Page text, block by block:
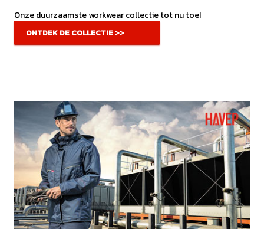
Onze duurzaamste workwear collectie tot nu toe!
ONTDEK DE COLLECTIE >>